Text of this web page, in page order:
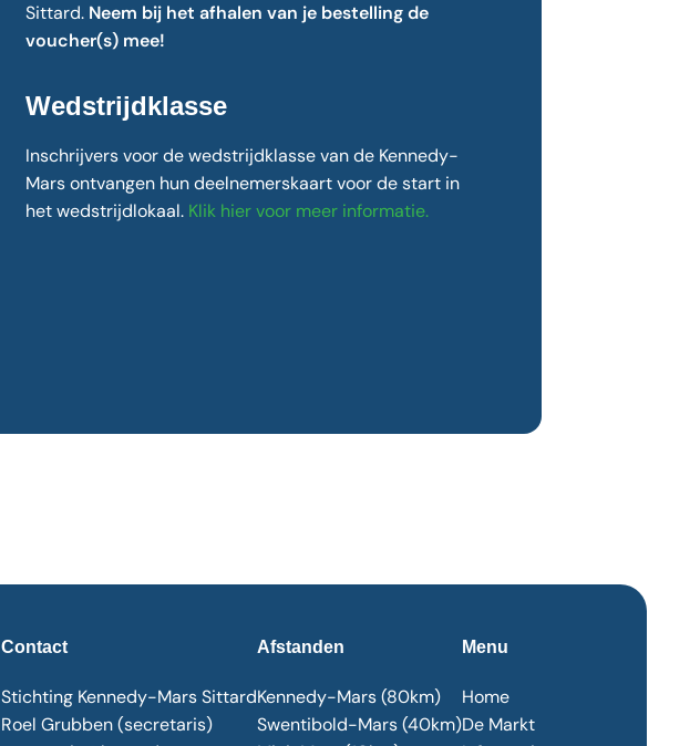
Sittard. Neem bij het afhalen van je bestelling de
voucher(s) mee!
Wedstrijdklasse
Inschrijvers voor de wedstrijdklasse van de Kennedy-
Mars ontvangen hun deelnemerskaart voor de start in
het wedstrijdlokaal. Klik hier voor meer informatie.
Contact
Stichting Kennedy-Mars Sittard
Roel Grubben (secretaris)
Afstanden
Kennedy-Mars (80km)
Swentibold-Mars (40km)
Menu
Home
De Markt